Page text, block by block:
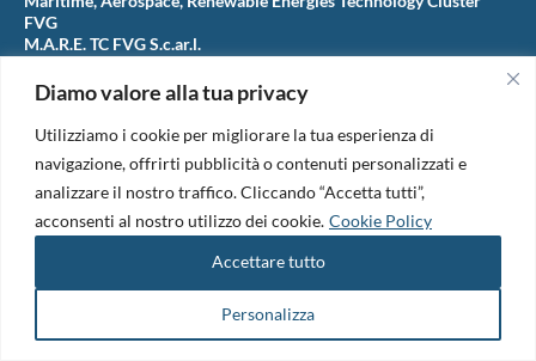
Diamo valore alla tua privacy
Utilizziamo i cookie per migliorare la tua esperienza di
navigazione, offrirti pubblicità o contenuti personalizzati e
analizzare il nostro traffico. Cliccando “Accetta tutti”,
acconsenti al nostro utilizzo dei cookie. Cookie Policy
Personalizza
Accettare tutto
FVG
M.A.R.E. TC FVG S.c.ar.l.
34074 Monfalcone (Italy)
Codice Fiscale e Partita Iva: 01138620313
Codice univoco per i pagamenti: M5UXCR1
Copyright 2026. Design and development byB42
Informativa Privacy|Cookie Policy|Amm. Trasparente|Bandi &